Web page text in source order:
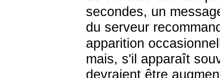
secondes, un
du serveur
apparition
mais, s'il apparaît
devraient être